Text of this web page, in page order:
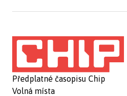
Předplatné časopisu Chip
Volná místa